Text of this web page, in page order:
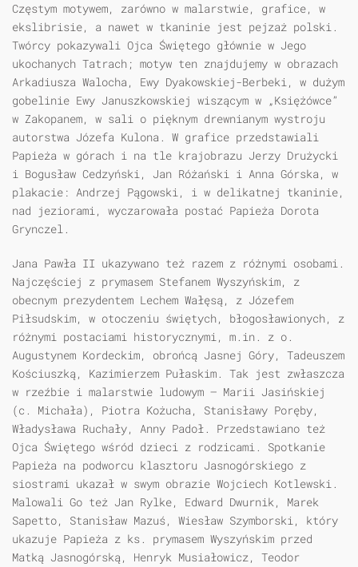
Częstym motywem, zarówno w malarstwie, grafice, w
ekslibrisie, a nawet w tkaninie jest pejzaż polski.
Twórcy pokazywali Ojca Świętego głównie w Jego
ukochanych Tatrach; motyw ten znajdujemy w obrazach
Arkadiusza Walocha, Ewy Dyakowskiej-Berbeki, w dużym
gobelinie Ewy Januszkowskiej wiszącym w „Księżówce”
w Zakopanem, w sali o pięknym drewnianym wystroju
autorstwa Józefa Kulona. W grafice przedstawiali
Papieża w górach i na tle krajobrazu Jerzy Drużycki
i Bogusław Cedzyński, Jan Różański i Anna Górska, w
plakacie: Andrzej Pągowski, i w delikatnej tkaninie,
nad jeziorami, wyczarowała postać Papieża Dorota
Grynczel.
Jana Pawła II ukazywano też razem z różnymi osobami.
Najczęściej z prymasem Stefanem Wyszyńskim, z
obecnym prezydentem Lechem Wałęsą, z Józefem
Piłsudskim, w otoczeniu świętych, błogosławionych, z
różnymi postaciami historycznymi, m.in. z o.
Augustynem Kordeckim, obrońcą Jasnej Góry, Tadeuszem
Kościuszką, Kazimierzem Pułaskim. Tak jest zwłaszcza
w rzeźbie i malarstwie ludowym — Marii Jasińskiej
(c. Michała), Piotra Kożucha, Stanisławy Poręby,
Władysława Ruchały, Anny Padoł. Przedstawiano też
Ojca Świętego wśród dzieci z rodzicami. Spotkanie
Papieża na podworcu klasztoru Jasnogórskiego z
siostrami ukazał w swym obrazie Wojciech Kotlewski.
Malowali Go też Jan Rylke, Edward Dwurnik, Marek
Sapetto, Stanisław Mazuś, Wiesław Szymborski, który
ukazuje Papieża z ks. prymasem Wyszyńskim przed
Matką Jasnogórską, Henryk Musiałowicz, Teodor